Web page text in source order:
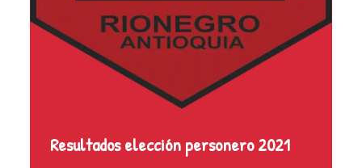
Resultados elección personero 2021